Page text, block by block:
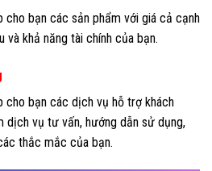
cho bạn các sản phẩm với giá cả cạnh
và khả năng tài chính của bạn.
cho bạn các dịch vụ hỗ trợ khách
dịch vụ tư vấn, hướng dẫn sử dụng,
thắc mắc của bạn.